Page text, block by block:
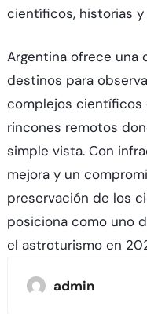
científicos, historias y
Argentina ofrece una
destinos para
complejos científicos
rincones remotos
simple vista. Con
mejora y un
preservación de los
posiciona como uno
el astroturismo en
admin